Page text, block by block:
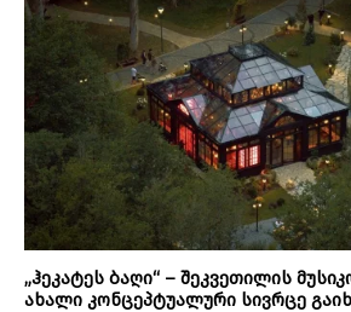
„ჰეკატეს ბაღი“ – შეკვეთილის
ახალი კონცეპტუალური სივრცე